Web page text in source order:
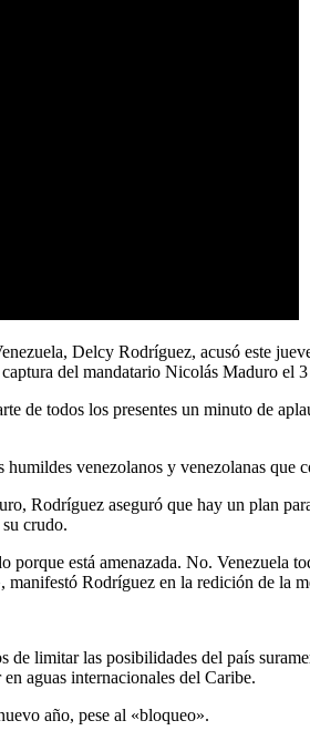
Delcy Rodríguez, acusó este
del mandatario Nicolás Maduro el 3
de todos los presentes un minuto de
venezolanos y venezolanas que
Rodríguez aseguró que hay un plan
crudo.
porque está amenazada. No.
Rodríguez en la redición de la
de limitar las posibilidades del país
aguas internacionales del Caribe.
año, pese al «bloqueo».